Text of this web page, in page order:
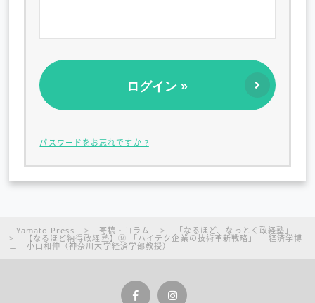
パスワードをお忘れですか ?
Yamato Press > 寄稿・コラム > 「なるほど、なっとく政経塾」
> 【なるほど納得政経塾】㊲ 「ハイテク企業の技術革新戦略」 経済学博
士 小山和伸（神奈川大学経済学部教授）